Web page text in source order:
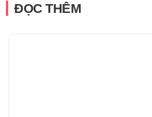
ĐỌC THÊM